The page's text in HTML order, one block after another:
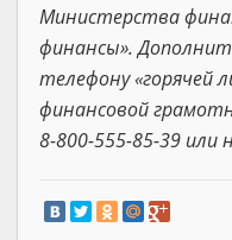
Министерства
финансы».
телефону «горячей
финансовой
8-800-555-85-39 или